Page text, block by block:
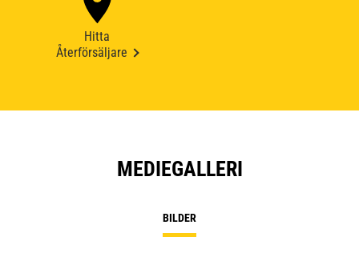
Hitta
Återförsäljare
MEDIEGALLERI
BILDER